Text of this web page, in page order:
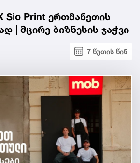
Sio Print ერთმანეთის
| მცირე ბიზნესის ჯაჭვი
7 წუთის წინ